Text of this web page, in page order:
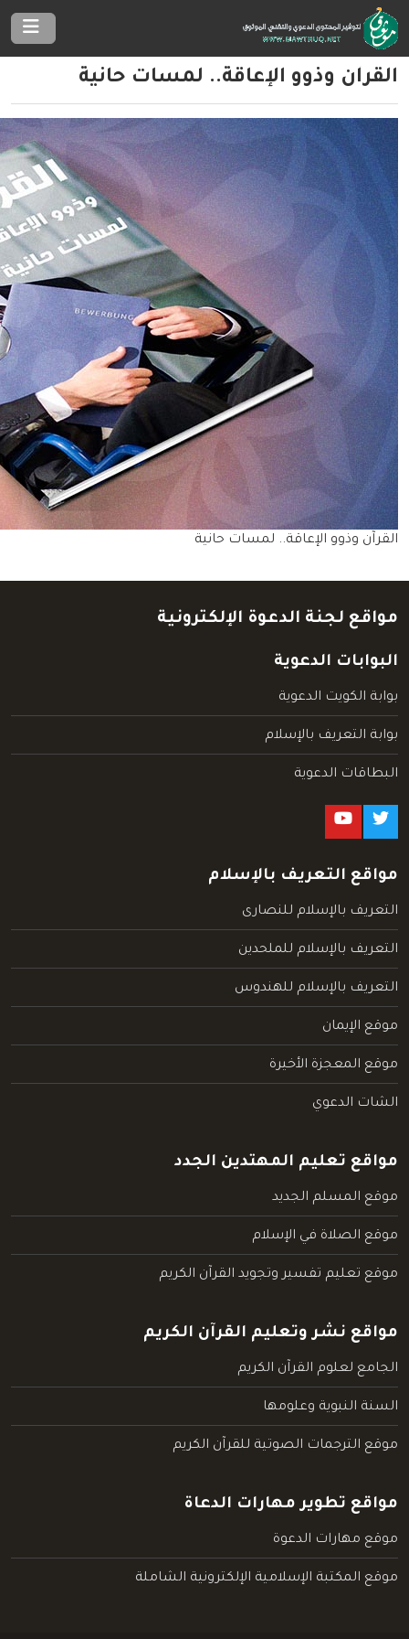
القرآن وذوو الإعاقة.. لمسات حانية
القرآن وذوو الإعاقة.. لمسات حانية
مواقع لجنة الدعوة الإلكترونية
البوابات الدعوية
بوابة الكويت الدعوية
بوابة التعريف بالإسلام
البطاقات الدعوية
مواقع التعريف بالإسلام
التعريف بالإسلام للنصارى
التعريف بالإسلام للملحدين
التعريف بالإسلام للهندوس
موقع الإيمان
موقع المعجزة الأخيرة
الشات الدعوي
مواقع تعليم المهتدين الجدد
موقع المسلم الجديد
موقع الصلاة في الإسلام
موقع تعليم تفسير وتجويد القرآن الكريم
مواقع نشر وتعليم القرآن الكريم
الجامع لعلوم القرآن الكريم
السنة النبوية وعلومها
موقع الترجمات الصوتية للقرآن الكريم
مواقع تطوير مهارات الدعاة
موقع مهارات الدعوة
موقع المكتبة الإسلامية الإلكترونية الشاملة